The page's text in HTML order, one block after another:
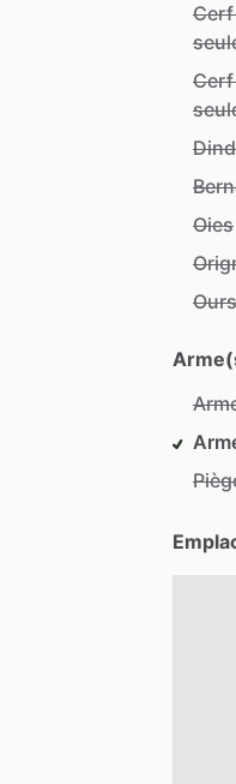
Oies
Ours